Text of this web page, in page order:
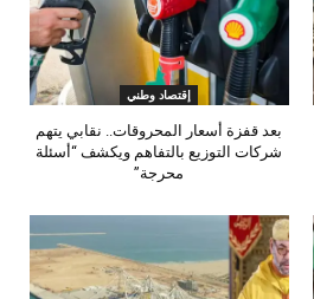
إقتصاد وطني
بعد قفزة أسعار المحروقات.. نقابي يتهم
شركات التوزيع بالتفاهم ويكشف “أسئلة
محرجة”